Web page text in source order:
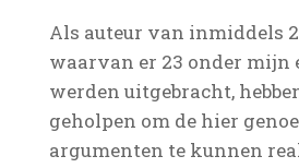
Als auteur van inmiddels
waarvan er 23 onder mijn
werden uitgebracht,
geholpen om de hier
argumenten te kunnen